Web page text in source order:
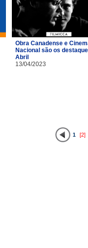
Obra Canadense e
Nacional são os
Abril
13/04/2023
1 [2]